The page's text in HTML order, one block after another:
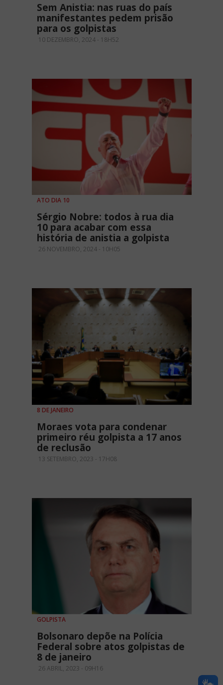
Sem Anistia: nas ruas do país
manifestantes pedem prisão
para os golpistas
10 DEZEMBRO, 2024 - 18H52
ATO DIA 10
Sérgio Nobre: todos à rua dia
10 para acabar com essa
história de anistia a golpista
26 NOVEMBRO, 2024 - 10H05
8 DE JANEIRO
Moraes vota para condenar
primeiro réu golpista a 17 anos
de reclusão
13 SETEMBRO, 2023 - 17H08
GOLPISTA
Bolsonaro depõe na Polícia
Federal sobre atos golpistas de
8 de janeiro
26 ABRIL, 2023 - 09H16